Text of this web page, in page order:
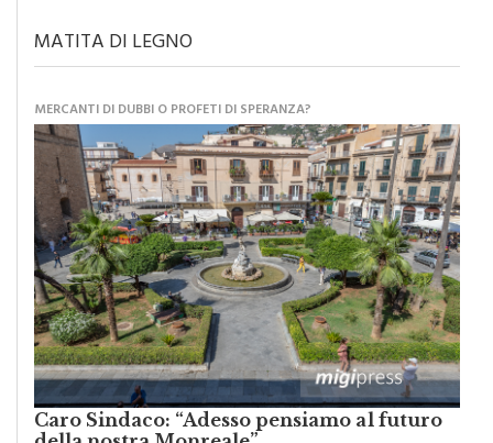
MATITA DI LEGNO
MERCANTI DI DUBBI O PROFETI DI SPERANZA?